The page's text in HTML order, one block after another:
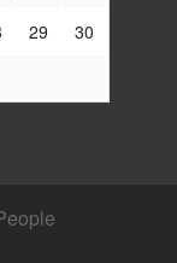
29
30